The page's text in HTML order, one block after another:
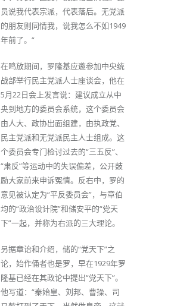
员说我代表宗派，代表落后。无党派
的朋友则同情我，说我怎么不如1949
年前了。“
在鸣放期间，罗隆基应邀参加中央统
战部举行民主党派人士座谈会，他在
5月22日会上发言说：建议成立从中
央到地方的委员会系统，这个委员会
由人大、政协出面组建，由执政党、
民主党派和无党派民主人士组成。这
个委员会专门检讨过去的“三五反”、
“肃反”等运动中的失误偏差，公开鼓
励大家前来申诉冤情。反右中，罗的
意见被认定为“平反委员会”，与章伯
均的“政治设计院”和储安平的“党天
下”一起，并称为右派的三大理论。
另据章诒和介绍，储的“党天下”之
论，始作俑者也是罗，早在1929年罗
隆基已经在其政论中提出“党天下”。
他写道：“秦始皇、刘邦、曹操、司